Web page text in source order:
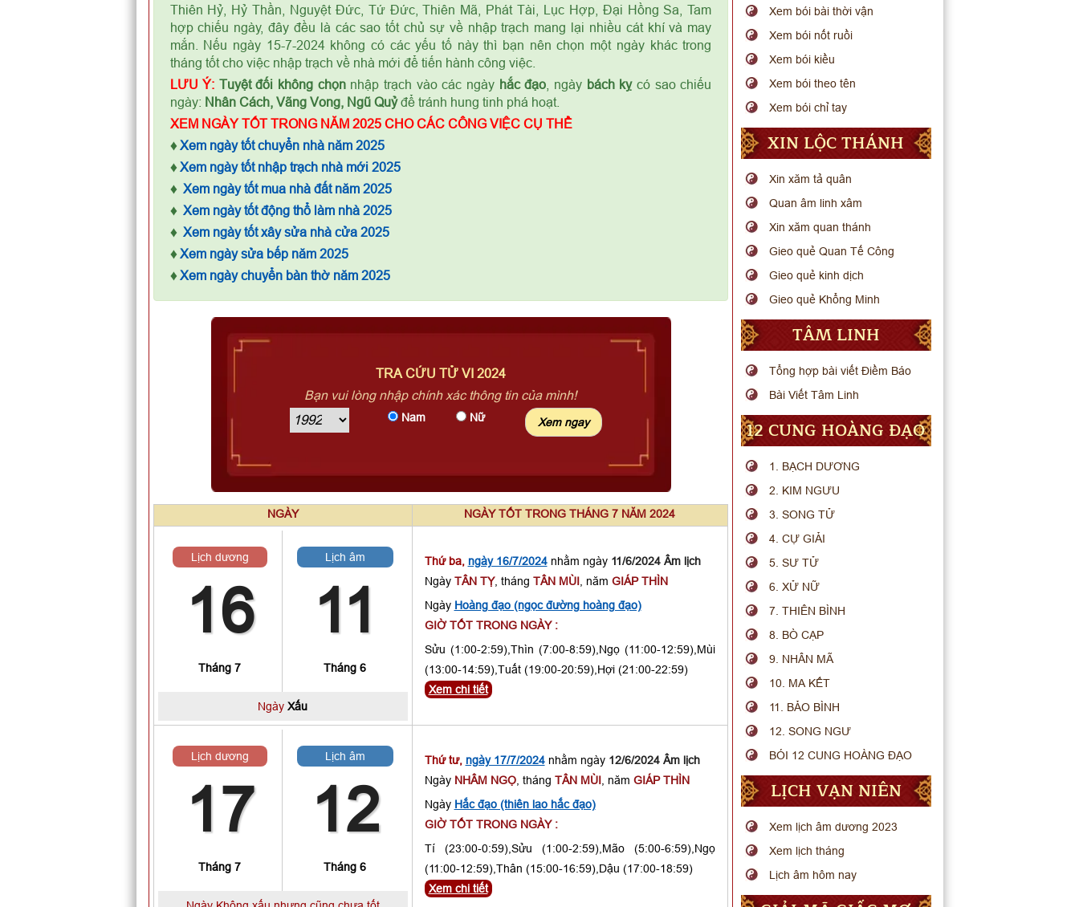
Thiên Hỷ, Hỷ Thần, Nguyệt Đức, Tứ Đức, Thiên Mã, Phát Tài, Lục Hợp, Đại Hồng Sa, Tam
hợp chiếu ngày, đây đều là các sao tốt chủ sự về nhập trạch mang lại nhiều cát khí và may
mắn. Nếu ngày 15-7-2024 không có các yếu tố này thì bạn nên chọn một ngày khác trong
tháng tốt cho việc nhập trạch về nhà mới để tiến hành công việc.
LƯU Ý: Tuyệt đối không chọnnhập trạch vào các ngày hắc đạo , ngày bách kỵcó sao chiếu
ngày: Nhân Cách, Vãng Vong, Ngũ Quỷđể tránh hung tinh phá hoạt.
XEM NGÀY TỐT TRONG NĂM 2025 CHO CÁC CÔNG VIỆC CỤ THỂ
♦ Xem ngày tốt chuyển nhà năm 2025
♦ Xem ngày tốt nhập trạch nhà mới 2025
♦ Xem ngày tốt mua nhà đất năm 2025
♦ Xem ngày tốt động thổ làm nhà 2025
♦ Xem ngày tốt xây sửa nhà cửa 2025
♦ Xem ngày sửa bếp năm 2025
♦ Xem ngày chuyển bàn thờ năm 2025
TRA CỨU TỬ VI 2024
Bạn vui lòng nhập chính xác thông tin của mình!
Nam Nữ
NGÀY NGÀY TỐT TRONG THÁNG 7 NĂM 2024
Lịch dương
16
Tháng 7
Lịch âm
11
Tháng 6
Ngày Xấu
Thứ ba, ngày 16/7/2024nhằm ngày 11/6/2024 Âm lịch
Ngày TÂN TỴ, tháng TÂN MÙI , năm GIÁP THÌN
Ngày Hoàng đạo (ngọc đường hoàng đạo)
GIỜ TỐT TRONG NGÀY :
Sửu (1:00-2:59),Thìn (7:00-8:59),Ngọ (11:00-12:59),Mùi
(13:00-14:59),Tuất (19:00-20:59),Hợi (21:00-22:59)
Xem chi tiết
Lịch dương
17
Tháng 7
Lịch âm
12
Tháng 6
Thứ tư, ngày 17/7/2024nhằm ngày 12/6/2024 Âm lịch
Ngày NHÂM NGỌ, tháng TÂN MÙI , năm GIÁP THÌN
Ngày Hắc đạo (thiên lao hắc đạo)
GIỜ TỐT TRONG NGÀY :
Tí (23:00-0:59),Sửu (1:00-2:59),Mão (5:00-6:59),Ngọ
(11:00-12:59),Thân (15:00-16:59),Dậu (17:00-18:59)
Xem chi tiết
Xem bói bài thời vận
Xem bói nốt ruồi
Xem bói kiều
Xem bói theo tên
Xem bói chỉ tay
XIN LỘC THÁNH
Xin xăm tả quân
Quan âm linh xâm
Xin xăm quan thánh
Gieo quẻ Quan Tế Công
Gieo quẻ kinh dịch
Gieo quẻ Khổng Minh
TÂM LINH
Tổng hợp bài viết Điềm Báo
Bài Viết Tâm Linh
12 CUNG HOÀNG ĐẠO
1. BẠCH DƯƠNG
2. KIM NGƯU
3. SONG TỬ
4. CỰ GIẢI
5. SƯ TỬ
6. XỬ NỮ
7. THIÊN BÌNH
8. BÒ CẠP
9. NHÂN MÃ
10. MA KẾT
11. BẢO BÌNH
12. SONG NGƯ
BÓI 12 CUNG HOÀNG ĐẠO
LỊCH VẠN NIÊN
Xem lịch âm dương 2023
Xem lịch tháng
Lịch âm hôm nay